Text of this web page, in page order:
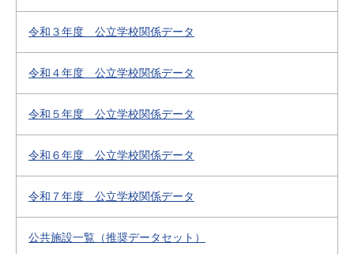
令和３年度 公立学校関係データ
令和４年度 公立学校関係データ
令和５年度 公立学校関係データ
令和６年度 公立学校関係データ
令和７年度 公立学校関係データ
公共施設一覧（推奨データセット）